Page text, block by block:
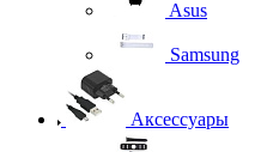
Asus
Samsung
Аксессуары